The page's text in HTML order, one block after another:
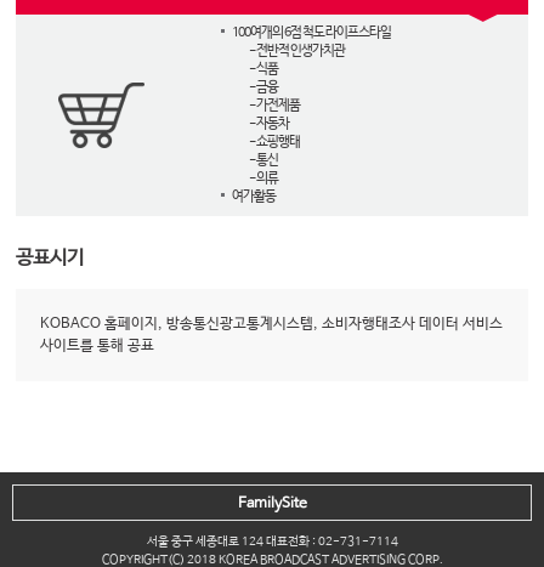
100여개의 6점 척도 라이프스타일
- 전반적 인생가치관
- 식품
- 금융
- 가전제품
- 자동차
- 쇼핑행태
- 통신
- 의류
여가활동
공표시기
KOBACO 홈페이지, 방송통신광고통계시스템, 소비자행태조사 데이터 서비스
사이트를 통해 공표
서울 중구 세종대로 124 대표전화 : 02-731-7114
COPYRIGHT(C) 2018 KOREA BROADCAST ADVERTISING CORP.
FamilySite